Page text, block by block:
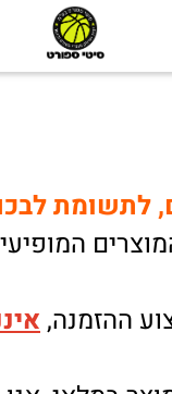
לתשומת
ההזמנה,